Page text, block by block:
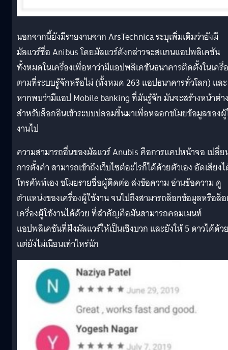
นอกจากนี้ยังมีรายงานจาก ArsTechnica ระบุเพิ่มเติมว่ายังมี
มัลแวร์ชื่อ Anibus โดยมัลแวร์ดังกล่าวจะสแกนแอปพลิเคชัน
ทั้งหมดในเครื่องเพื่อหาว่ามีแอปพลิเคชันธนาคารติดตั้งในเครื่
ตามที่ระบบรู้จักหรือไม่ (ทั้งหมด 263 แอปธนาคารทั่วโลก) และ
หากพบว่ามีแอป Mobile banking ที่มันรู้จัก มันจะสร้างหน้าต่า
สำหรับล็อกอินเข้าระบบปลอมขึ้นมาเพื่อหลอกขโมยข้อมูลของ
งานไป
ความสามารถอื่นของมัลแวร์ Anubis คือการแคปหน้าจอ เปลี่ย
การตั้งค่า สามารถเข้าถึงเว็บไซต์อะไรก็ได้ด้วยตัวเอง อัดเสียง
โทรศัพท์เอง ขโมยรายชื่อผู้ติดต่อ ส่งข้อความ อ่านข้อความ ดู
ตำแหน่งของเครื่องผู้ใช้งาน จนไปถึงสามารถล็อกข้อมูลหรือล็
เครื่องผู้ใช้งานได้ด้วย ที่สำคัญคือมันสามารถคอมเมนท์
แอปพลิเคชันที่ฝังมัลแวร์ให้เป็นเชิงบวก และยังให้ 5 ดาวได้ด้ว
แต่ยังไม่เนียนเท่าไหร่นัก